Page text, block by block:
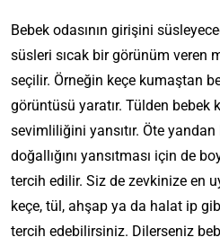
Bebek odasının girişini
süsleri sıcak bir görünüm veren
seçilir. Örneğin keçe kumaştan
görüntüsü yaratır. Tülden bebek
sevimliliğini yansıtır. Öte
doğallığını yansıtması için de
tercih edilir. Siz de zevkinize en
keçe, tül, ahşap ya da halat ip
tercih edebilirsiniz. Dilerseniz